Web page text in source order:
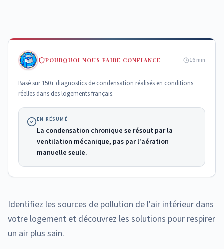
POURQUOI NOUS FAIRE CONFIANCE 16 min
Basé sur 150+ diagnostics de condensation réalisés en conditions
réelles dans des logements français.
EN RÉSUMÉ
La condensation chronique se résout par la
ventilation mécanique, pas par l'aération
manuelle seule.
Identifiez les sources de pollution de l'air intérieur dans
votre logement et découvrez les solutions pour respirer
un air plus sain.